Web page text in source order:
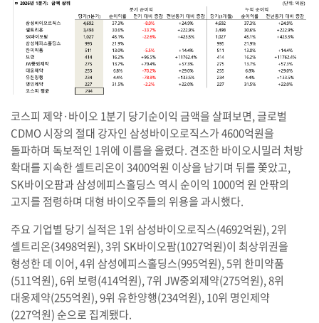
코스피 제약·바이오 1분기 당기순이익 금액을 살펴보면, 글로벌
CDMO 시장의 절대 강자인 삼성바이오로직스가 4600억원을
돌파하며 독보적인 1위에 이름을 올렸다. 견조한 바이오시밀러 처방
확대를 지속한 셀트리온이 3400억원 이상을 남기며 뒤를 쫓았고,
SK바이오팜과 삼성에피스홀딩스 역시 순이익 1000억 원 안팎의
고지를 점령하며 대형 바이오주들의 위용을 과시했다.
주요 기업별 당기 실적은 1위 삼성바이오로직스(4692억원), 2위
셀트리온(3498억원), 3위 SK바이오팜(1027억원)이 최상위권을
형성한 데 이어, 4위 삼성에피스홀딩스(995억원), 5위 한미약품
(511억원), 6위 보령(414억원), 7위 JW중외제약(275억원), 8위
대웅제약(255억원), 9위 유한양행(234억원), 10위 명인제약
(227억원) 순으로 집계됐다.